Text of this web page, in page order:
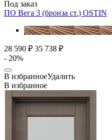
Под заказ
ПО Вега 3 (бронза ст.) OSTIN
28 590 ₽ 35 738 ₽
- 20%
В избранноеУдалить
В избранное